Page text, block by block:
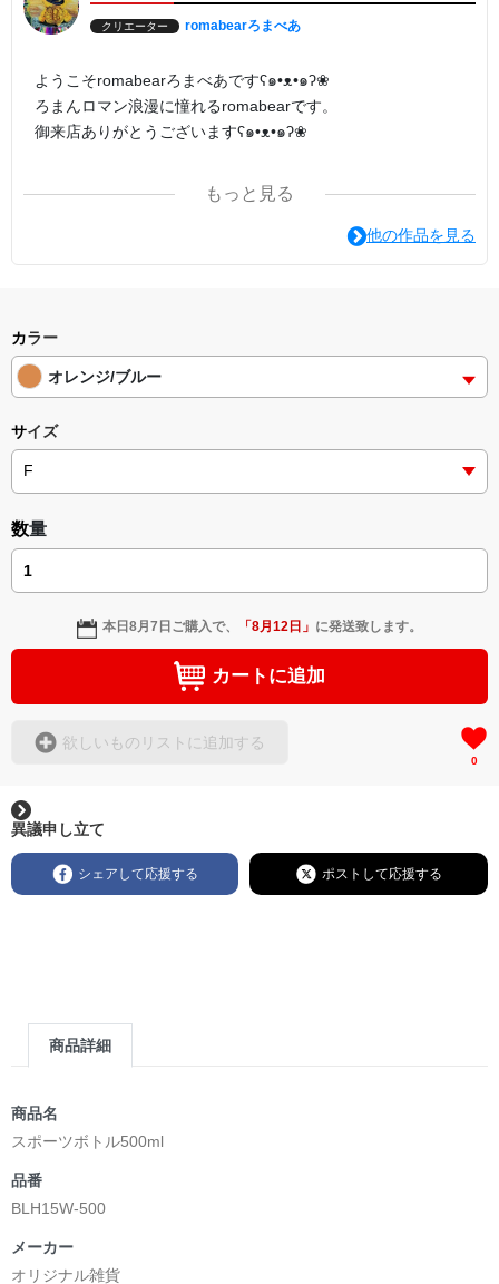
クリエーター romabearろまべあ
ようこそromabearろまべあですʕ๑•ᴥ•๑ʔ❀
ろまんロマン浪漫に憧れるromabearです。
御来店ありがとうございますʕ๑•ᴥ•๑ʔ❀
ろまべあﾃﾞｻﾞｲﾝはｵﾘｼﾞﾅﾙｷｬｸﾀｰ 写真 ﾃﾞｼﾞﾀﾙｱｰﾄ 色鉛筆画 絵画
などさまざまに作っております。
もっと見る
他の作品を見る
カラー
オレンジ/ブルー
サイズ
数量
本日8月7日 ご購入で、 「8月12日 」 に発送致します。
カートに追加
欲しいものリストに追加する
0
異議申し立て
シェアして応援する ポストして応援する
商品詳細
商品名
スポーツボトル500ml
品番
BLH15W-500
メーカー
オリジナル雑貨